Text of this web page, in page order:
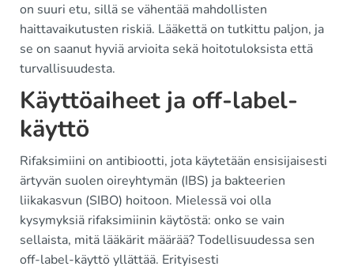
on suuri etu, sillä se vähentää mahdollisten
haittavaikutusten riskiä. Lääkettä on tutkittu paljon, ja
se on saanut hyviä arvioita sekä hoitotuloksista että
turvallisuudesta.
Käyttöaiheet ja off-label-
käyttö
Rifaksimiini on antibiootti, jota käytetään ensisijaisesti
ärtyvän suolen oireyhtymän (IBS) ja bakteerien
liikakasvun (SIBO) hoitoon. Mielessä voi olla
kysymyksiä rifaksimiinin käytöstä: onko se vain
sellaista, mitä lääkärit määrää? Todellisuudessa sen
off-label-käyttö yllättää. Erityisesti